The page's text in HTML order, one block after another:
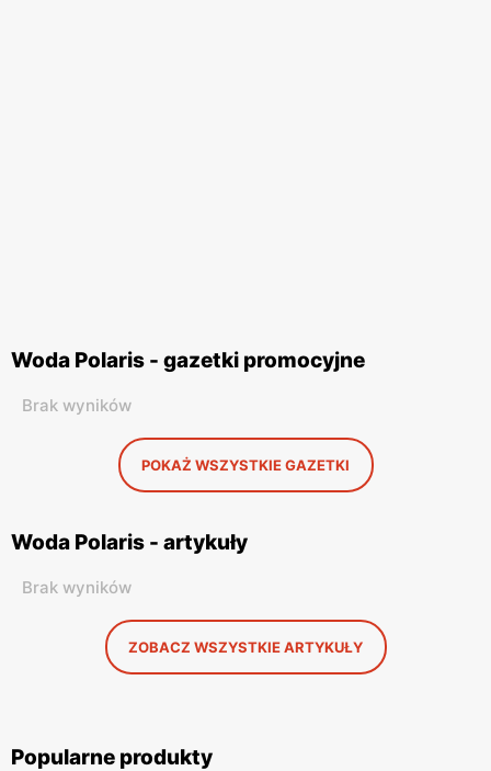
Woda Polaris - gazetki promocyjne
Brak wyników
POKAŻ WSZYSTKIE GAZETKI
Woda Polaris - artykuły
Brak wyników
ZOBACZ WSZYSTKIE ARTYKUŁY
Popularne produkty